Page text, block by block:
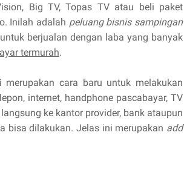
Big TV, Topas TV atau beli paket
Inilah adalah peluang bisnis sampingan
berjualan dengan laba yang banyak
termurah.
merupakan cara baru untuk melakukan
internet, handphone pascabayar, TV
ke kantor provider, bank ataupun
bisa dilakukan. Jelas ini merupakan add